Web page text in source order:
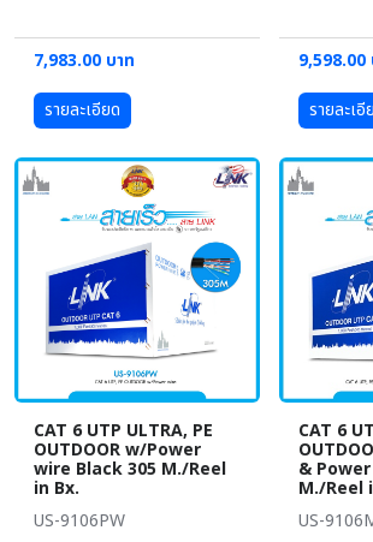
7,983.00 บาท
รายละเอียด
9,598.00
รายละเอี
CAT 6 UTP ULTRA, PE
OUTDOOR w/Power
wire Black 305 M./Reel
in Bx.
US-9106PW
CAT 6
&
M./Reel
US-